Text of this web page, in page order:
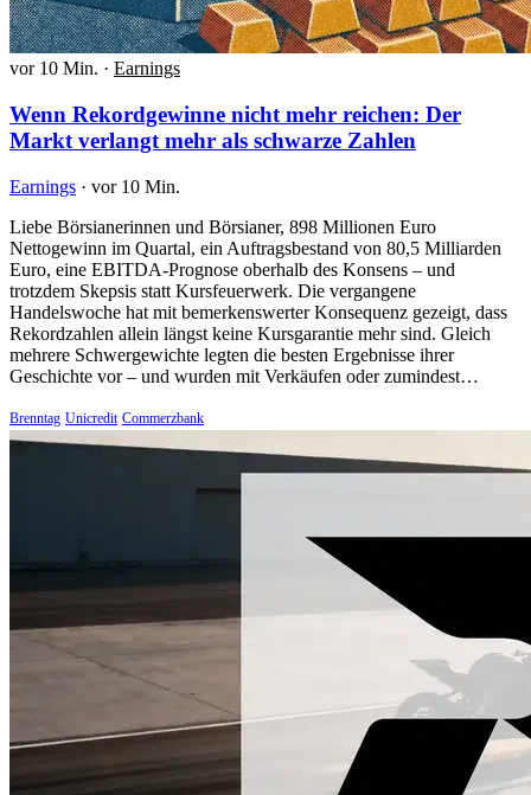
vor 10 Min. · Earnings
Wenn Rekordgewinne nicht mehr reichen: Der
Markt verlangt mehr als schwarze Zahlen
Earnings · vor 10 Min.
Liebe Börsianerinnen und Börsianer, 898 Millionen Euro
Nettogewinn im Quartal, ein Auftragsbestand von 80,5 Milliarden
Euro, eine EBITDA-Prognose oberhalb des Konsens – und
trotzdem Skepsis statt Kursfeuerwerk. Die vergangene
Handelswoche hat mit bemerkenswerter Konsequenz gezeigt, dass
Rekordzahlen allein längst keine Kursgarantie mehr sind. Gleich
mehrere Schwergewichte legten die besten Ergebnisse ihrer
Geschichte vor – und wurden mit Verkäufen oder zumindest…
Brenntag Unicredit Commerzbank